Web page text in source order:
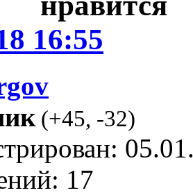
16:55
(+45, -32)
17